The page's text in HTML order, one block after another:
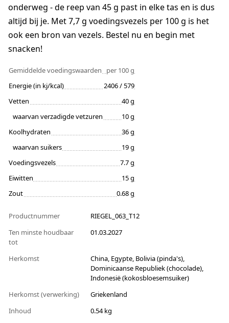
onderweg - de reep van 45 g past in elke tas en is dus
altijd bij je. Met 7,7 g voedingsvezels per 100 g is het
ook een bron van vezels. Bestel nu en begin met
snacken!
Gemiddelde voedingswaarden
per 100 g
Energie (in kj/kcal)
2406 / 579
Vetten
40 g
waarvan verzadigde vetzuren
10 g
Koolhydraten
36 g
waarvan suikers
19 g
Voedingsvezels
7.7 g
Eiwitten
15 g
Zout
0.68 g
Productnummer
RIEGEL_063_T12
Ten minste houdbaar
tot
01.03.2027
Herkomst
China, Egypte, Bolivia (pinda's),
Dominicaanse Republiek (chocolade),
Indonesië (kokosbloesemsuiker)
Herkomst (verwerking)
Griekenland
Inhoud
0.54 kg